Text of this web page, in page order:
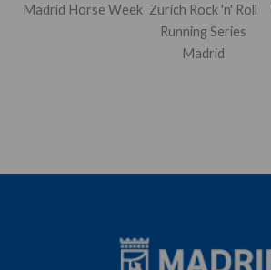
Madrid Horse Week Zurich Rock 'n' Roll
Running Series
Madrid